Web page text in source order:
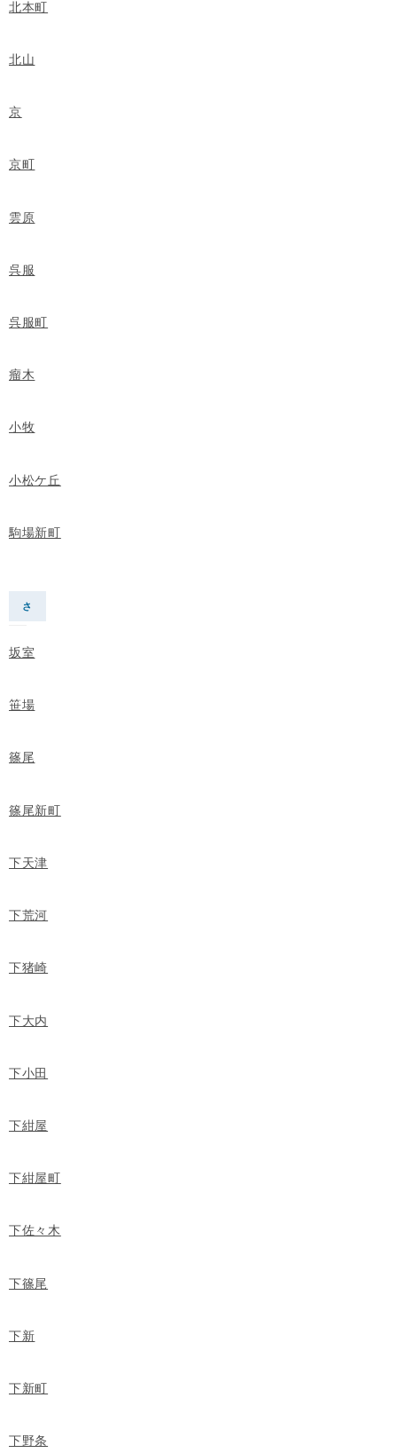
北本町
北山
京
京町
雲原
呉服
呉服町
瘤木
小牧
小松ケ丘
駒場新町
さ
坂室
笹場
篠尾
篠尾新町
下天津
下荒河
下猪崎
下大内
下小田
下紺屋
下紺屋町
下佐々木
下篠尾
下新
下新町
下野条